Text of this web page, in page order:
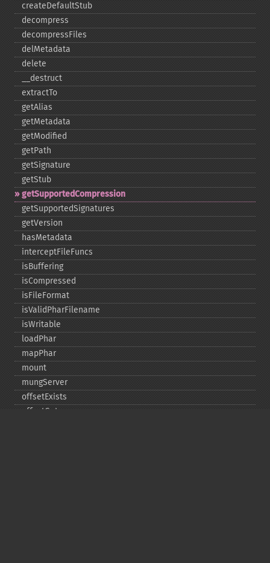
createDefaultStub
decompress
decompressFiles
delMetadata
delete
_​_​destruct
extractTo
getAlias
getMetadata
getModified
getPath
getSignature
getStub
getSupportedCompression
getSupportedSignatures
getVersion
hasMetadata
interceptFileFuncs
isBuffering
isCompressed
isFileFormat
isValidPharFilename
isWritable
loadPhar
mapPhar
mount
mungServer
offsetExists
offsetGet